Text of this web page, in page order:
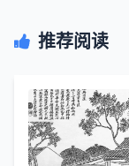
推荐阅读